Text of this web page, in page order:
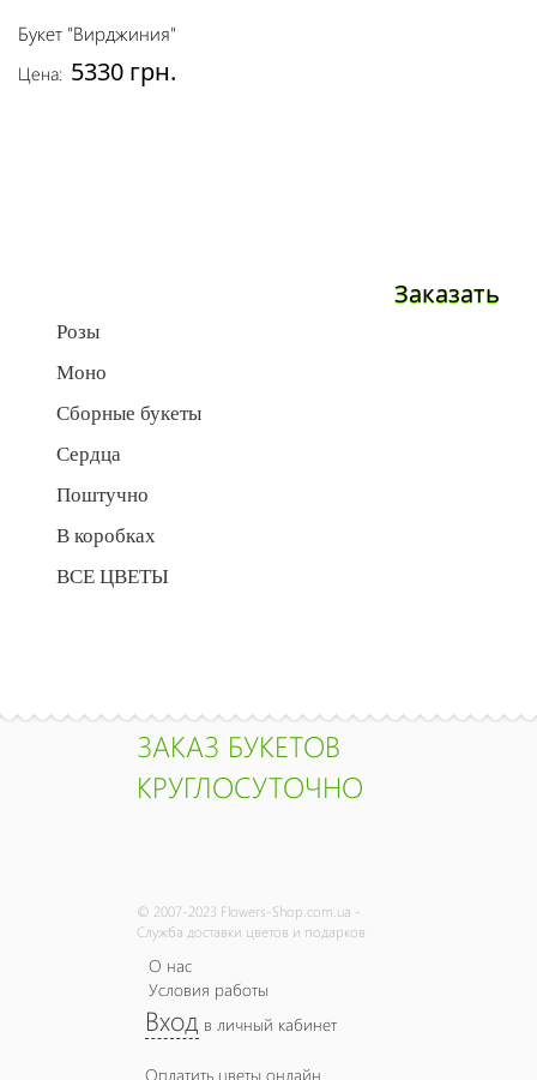
Букет "Вирджиния"
Цена: 5330 грн.
Заказать
Розы
Моно
Сборные букеты
Сердца
Поштучно
В коробках
ВСЕ ЦВЕТЫ
ЗАКАЗ БУКЕТОВ
КРУГЛОСУТОЧНО
© 2007-2023 Flowers-Shop.com.ua -
Служба доставки цветов и подарков
О нас
Условия работы
Вход в личный кабинет
Оплатить цветы онлайн